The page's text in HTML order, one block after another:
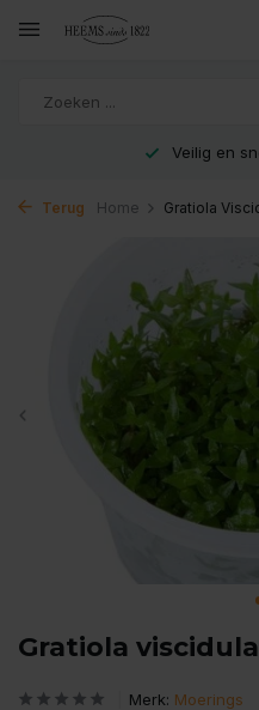
Veilig en
Terug Home Gratiola
Gratiola
Merk: Moerings